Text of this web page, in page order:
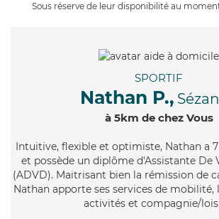
Sous réserve de leur disponibilité au
SPORTIF
Nathan P.,
à 5km de chez Vous
Intuitive, flexible et optimiste, Nathan a
et possède un diplôme d'Assistante De
(ADVD). Maitrisant bien la rémission de
Nathan apporte ses services de mobilité,
activités et compagnie/